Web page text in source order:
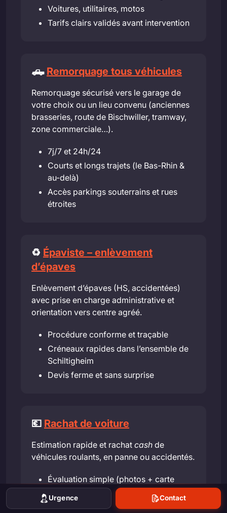
Voitures, utilitaires, motos
Tarifs clairs validés avant intervention
🛻 Remorquage tous véhicules
Remorquage sécurisé vers le garage de
votre choix ou un lieu convenu (anciennes
brasseries, route de Bischwiller, tramway,
zone commerciale…).
7j/7 et 24h/24
Courts et longs trajets (le Bas-Rhin &
au-delà)
Accès parkings souterrains et rues
étroites
♻️ Épaviste – enlèvement
d’épaves
Enlèvement d’épaves (HS, accidentées)
avec prise en charge administrative et
orientation vers centre agréé.
Procédure conforme et traçable
Créneaux rapides dans l’ensemble de
Schiltigheim
Devis ferme et sans surprise
💶 Rachat de voiture
Estimation rapide et rachat cash de
véhicules roulants, en panne ou accidentés.
Évaluation simple (photos + carte
grise)
Reprise au meilleur prix
Urgence Contact